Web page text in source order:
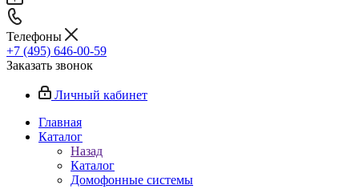
Телефоны
+7 (495) 646-00-59
Заказать звонок
Личный кабинет
Главная
Каталог
Назад
Каталог
Домофонные системы